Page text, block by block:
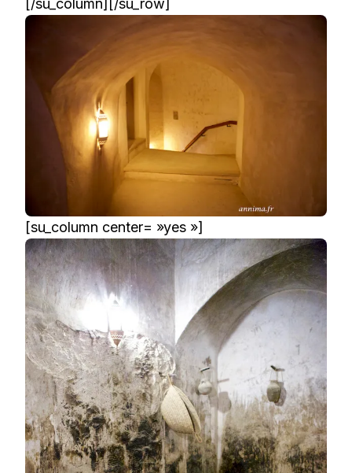
[/su_column][/su_row]
[su_column center= »yes »]